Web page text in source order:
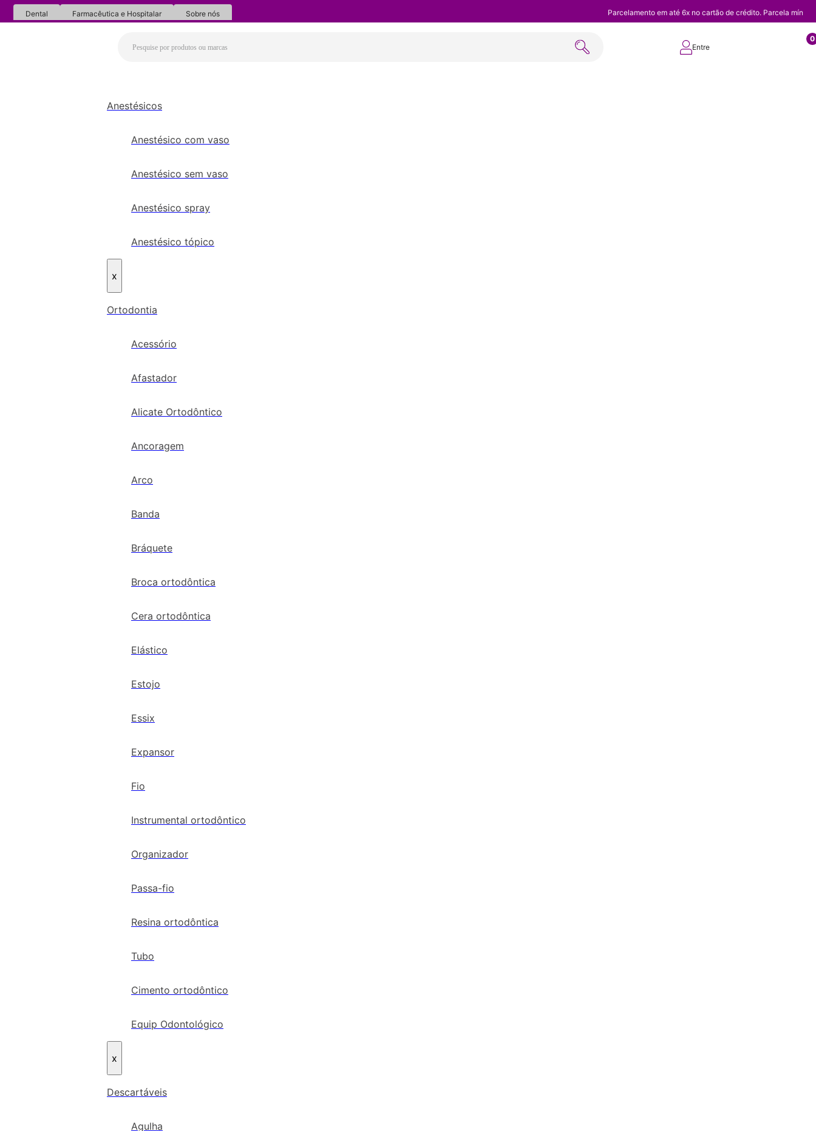
Dental Farmacêutica e Hospitalar Sobre nós Parcelamento em até 6x no cartão de crédito. Parcela
Entre
0
Anestésicos
Anestésico com vaso
Anestésico sem vaso
Anestésico spray
Anestésico tópico
x
Ortodontia
Acessório
Afastador
Alicate Ortodôntico
Ancoragem
Arco
Banda
Bráquete
Broca ortodôntica
Cera ortodôntica
Elástico
Estojo
Essix
Expansor
Fio
Instrumental ortodôntico
Organizador
Passa-fio
Resina ortodôntica
Tubo
Cimento ortodôntico
Equip Odontológico
x
Descartáveis
Agulha